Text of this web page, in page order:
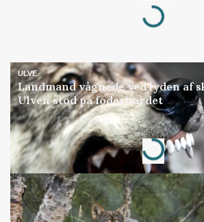
Loading...
ULVE
Landmand vågnede ved lyden af
Ulven stod på foderbordet
Annonce
Loading...